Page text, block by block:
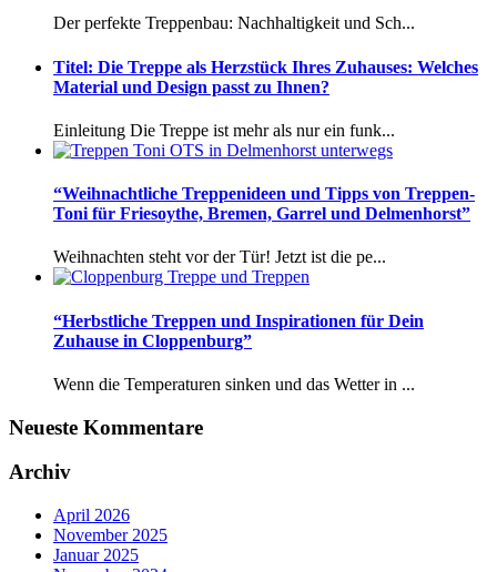
Der perfekte Treppenbau: Nachhaltigkeit und Sch...
Titel: Die Treppe als Herzstück Ihres Zuhauses: Welches
Material und Design passt zu Ihnen?
Einleitung Die Treppe ist mehr als nur ein funk...
“Weihnachtliche Treppenideen und Tipps von Treppen-
Toni für Friesoythe, Bremen, Garrel und Delmenhorst”
Weihnachten steht vor der Tür! Jetzt ist die pe...
“Herbstliche Treppen und Inspirationen für Dein
Zuhause in Cloppenburg”
Wenn die Temperaturen sinken und das Wetter in ...
Neueste Kommentare
Archiv
April 2026
November 2025
Januar 2025